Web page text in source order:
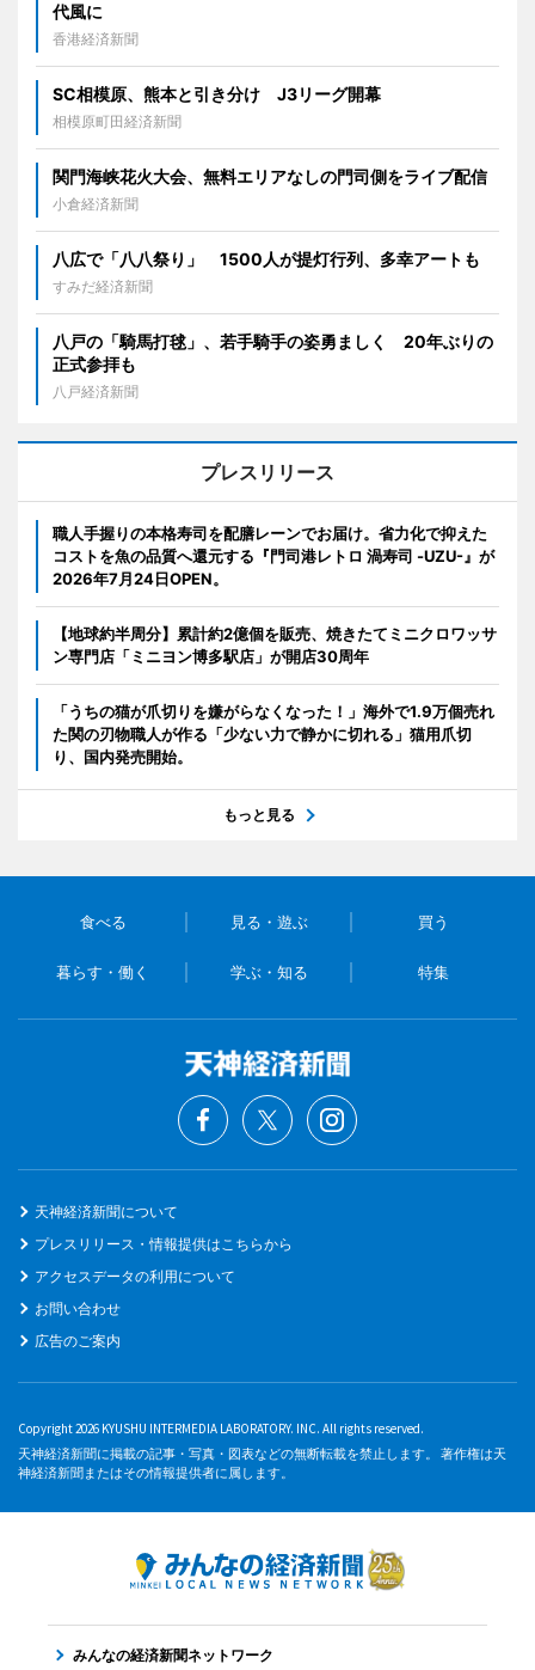
代風に
香港経済新聞
SC相模原、熊本と引き分け J3リーグ開幕
相模原町田経済新聞
関門海峡花火大会、無料エリアなしの門司側をライブ配信
小倉経済新聞
八広で「八八祭り」 1500人が提灯行列、多幸アートも
すみだ経済新聞
八戸の「騎馬打毬」、若手騎手の姿勇ましく 20年ぶりの
正式参拝も
八戸経済新聞
プレスリリース
職人手握りの本格寿司を配膳レーンでお届け。省力化で抑えた
コストを魚の品質へ還元する『門司港レトロ 渦寿司 -UZU-』が
2026年7月24日OPEN。
【地球約半周分】累計約2億個を販売、焼きたてミニクロワッサ
ン専門店「ミニヨン博多駅店」が開店30周年
「うちの猫が爪切りを嫌がらなくなった！」海外で1.9万個売れ
た関の刃物職人が作る「少ない力で静かに切れる」猫用爪切
り、国内発売開始。
もっと見る
食べる 見る・遊ぶ 買う
暮らす・働く 学ぶ・知る 特集
天神経済新聞について
プレスリリース・情報提供はこちらから
アクセスデータの利用について
お問い合わせ
広告のご案内
Copyright 2026 KYUSHU INTERMEDIA LABORATORY. INC. All rights reserved.
天神経済新聞に掲載の記事・写真・図表などの無断転載を禁止します。 著作権は天
神経済新聞またはその情報提供者に属します。
みんなの経済新聞ネットワーク